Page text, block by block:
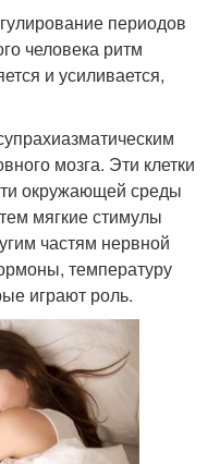
периодов
человека ритм
и усиливается,
мозга. Эти клетки
окружающей среды
мягкие стимулы
частям нервной
температуру
играют роль.